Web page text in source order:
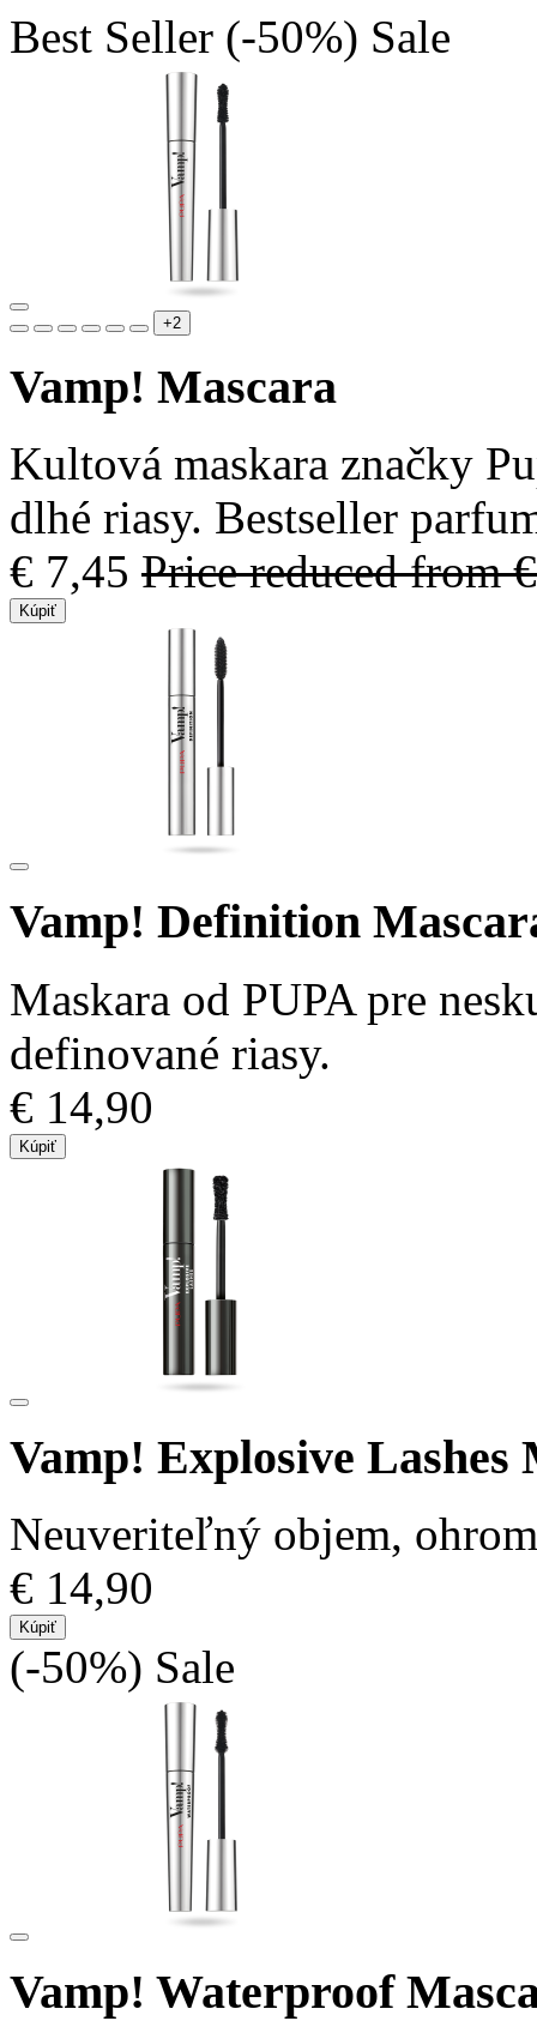
Best Seller (-50%) Sale
+2
Vamp! Mascara
Kultová maskara značky
dlhé riasy. Bestseller
€ 7,45 Price reduced from
Kúpiť
Vamp! Definition
Maskara od PUPA pre
definované riasy.
€ 14,90
Kúpiť
Vamp! Explosive Lashes
Neuveriteľný objem,
€ 14,90
Kúpiť
(-50%) Sale
Vamp! Waterproof